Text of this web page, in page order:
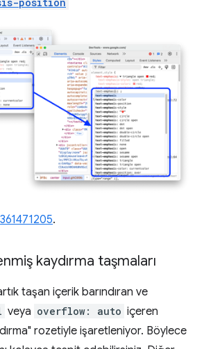
361471205.
kaydırma taşmaları
taşan içerik barındıran ve
veya overflow: auto içeren
rozetiyle işaretleniyor. Böylece